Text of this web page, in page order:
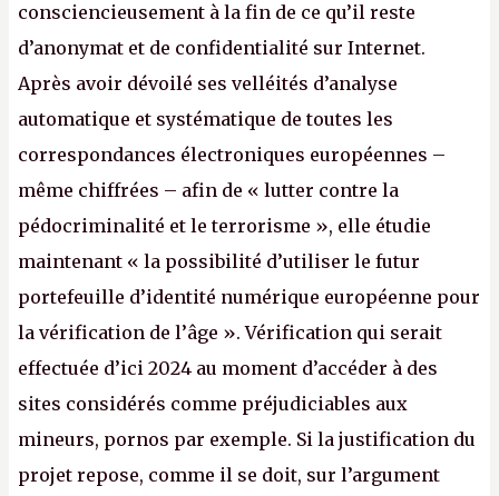
consciencieusement à la fin de ce qu’il reste
d’anonymat et de confidentialité sur Internet.
Après avoir dévoilé ses velléités d’analyse
automatique et systématique de toutes les
correspondances électroniques européennes –
même chiffrées – afin de « lutter contre la
pédocriminalité et le terrorisme », elle étudie
maintenant « la possibilité d’utiliser le futur
portefeuille d’identité numérique européenne pour
la vérification de l’âge ». Vérification qui serait
effectuée d’ici 2024 au moment d’accéder à des
sites considérés comme préjudiciables aux
mineurs, pornos par exemple. Si la justification du
projet repose, comme il se doit, sur l’argument